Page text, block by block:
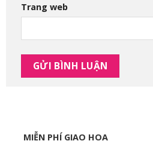
Trang web
MIỄN PHÍ GIAO HOA